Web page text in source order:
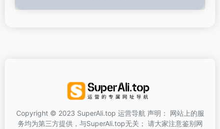
Copyright © 2023 SuperAli.top 运营导航 声明： 网站上的服
务均为第三方提供，与SuperAli.top无关； 请大家注意鉴别网